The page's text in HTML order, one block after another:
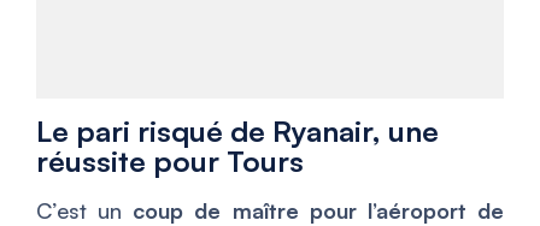
Le pari risqué de Ryanair, une
réussite pour Tours
C’est un coup de maître pour l’aéroport de